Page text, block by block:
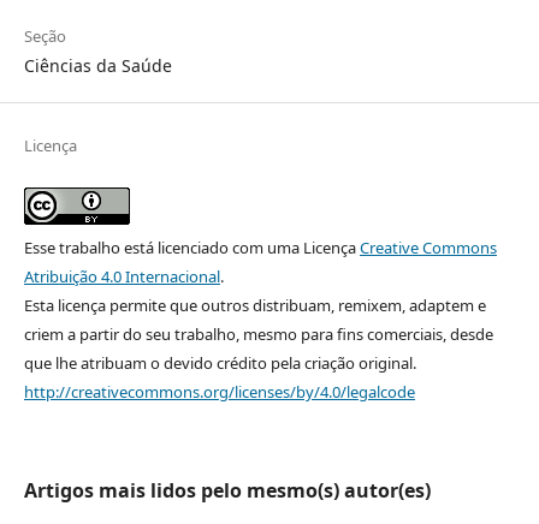
Seção
Ciências da Saúde
Licença
Esse trabalho está licenciado com uma LicençaCreative Commons
Atribuição 4.0 Internacional.
Esta licença permite que outros distribuam, remixem, adaptem e
criem a partir do seu trabalho, mesmo para fins comerciais, desde
que lhe atribuam o devido crédito pela criação original.
http://creativecommons.org/licenses/by/4.0/legalcode
Artigos mais lidos pelo mesmo(s) autor(es)